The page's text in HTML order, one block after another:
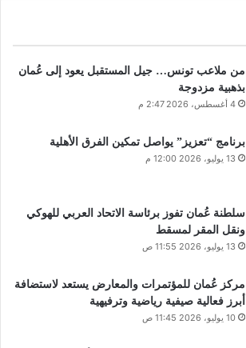
من ملاعب تونس… جيل المستقبل يعود إلى عُمان
بذهبية مزدوجة
4 أغسطس، 2026 2:47 م
برنامج “تعزيز” يواصل تمكين الفرق الأهلية
13 يوليو، 2026 12:00 م
سلطنة عُمان تفوز برئاسة الاتحاد العربي للهوكي
ونقل المقر لمسقط
13 يوليو، 2026 11:55 ص
مركز عُمان للمؤتمرات والمعارض يستعد لاستضافة
أبرز فعالية صيفية رياضية وترفيهية
10 يوليو، 2026 11:45 ص